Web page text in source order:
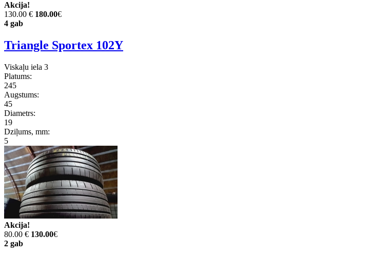
Akcija!
130.00 € 180.00€
4 gab
Triangle Sportex 102Y
Viskaļu iela 3
Platums:
245
Augstums:
45
Diametrs:
19
Dziļums, mm:
5
Akcija!
80.00 € 130.00€
2 gab